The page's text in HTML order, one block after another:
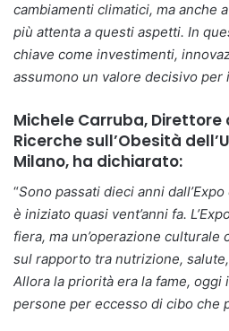
cambiamenti climatici, ma anche
più attenta a questi aspetti. In
chiave come investimenti,
assumono un valore decisivo per
Michele Carruba, Direttore
Ricerche sull’Obesità
Milano, ha dichiarato:
“Sono passati dieci anni
è iniziato quasi vent’anni fa.
fiera, ma un’operazione
sul rapporto tra nutrizione,
Allora la priorità era la fame, oggi
persone per eccesso di cibo che